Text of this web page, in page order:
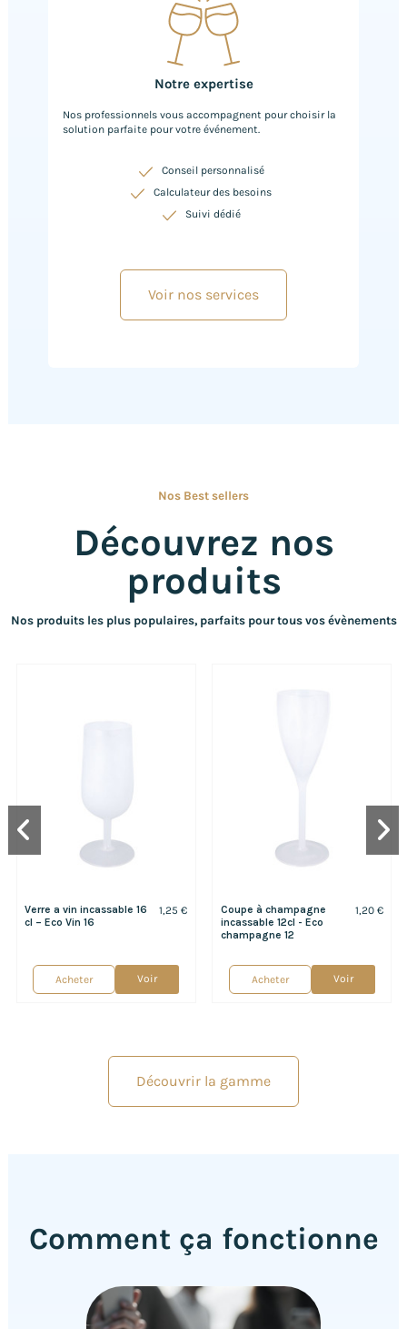
Notre expertise
Nos professionnels vous accompagnent pour choisir la
solution parfaite pour votre événement.
Conseil personnalisé
Calculateur des besoins
Suivi dédié
Voir nos services
Nos Best sellers
Découvrez nos
produits
Nos produits les plus populaires, parfaits pour tous vos évènements
Verre a vin incassable 16
cl – Eco Vin 16
1,25 €
Acheter Voir
Coupe à champagne
incassable 12cl - Eco
champagne 12
1,20 €
Acheter Voir
Découvrir la gamme
Comment ça fonctionne